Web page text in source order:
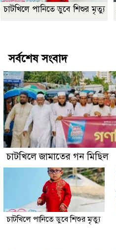
চাটখিলে পানিতে ডুবে শিশুর মৃত্যু
সর্বশেষ সংবাদ
চাটখিলে জামাতের গন মিছিল
চাটখিলে পানিতে ডুবে শিশুর মৃত্যু